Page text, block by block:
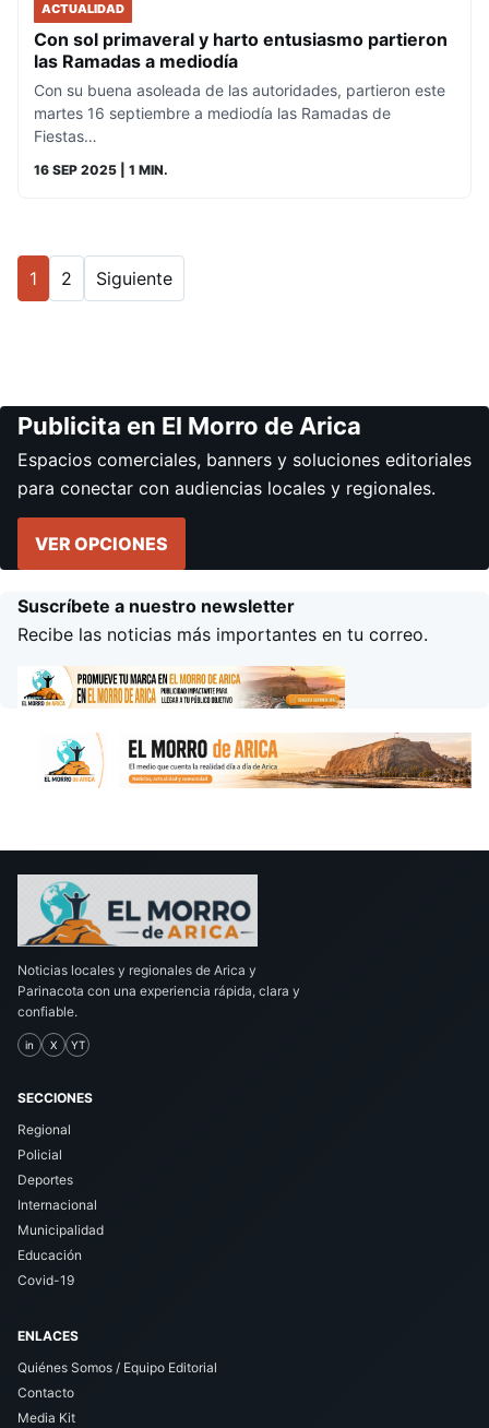
ACTUALIDAD
Con sol primaveral y harto entusiasmo partieron
las Ramadas a mediodía
Con su buena asoleada de las autoridades, partieron este
martes 16 septiembre a mediodía las Ramadas de
Fiestas…
16 SEP 2025 | 1 MIN.
1 2 Siguiente
Publicita en El Morro de Arica
Espacios comerciales, banners y soluciones editoriales
para conectar con audiencias locales y regionales.
VER OPCIONES
Suscríbete a nuestro newsletter
Recibe las noticias más importantes en tu correo.
Noticias locales y regionales de Arica y
Parinacota con una experiencia rápida, clara y
confiable.
in X YT
SECCIONES
Regional
Policial
Deportes
Internacional
Municipalidad
Educación
Covid-19
ENLACES
Quiénes Somos / Equipo Editorial
Contacto
Media Kit